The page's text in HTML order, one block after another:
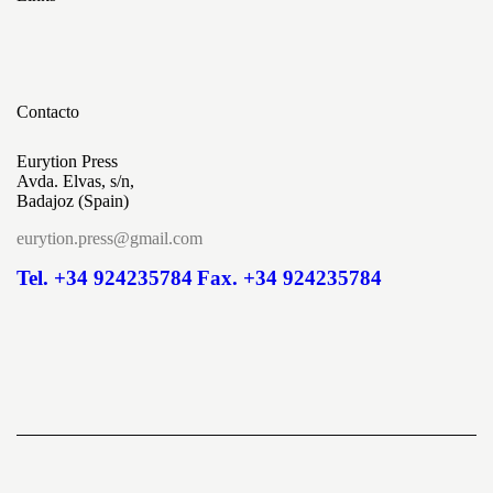
Contacto
Eurytion Press
Avda. Elvas, s/n,
Badajoz (Spain)
eurytion.press@gmail.com
Tel. +34 924235784Fax. +34 924235784